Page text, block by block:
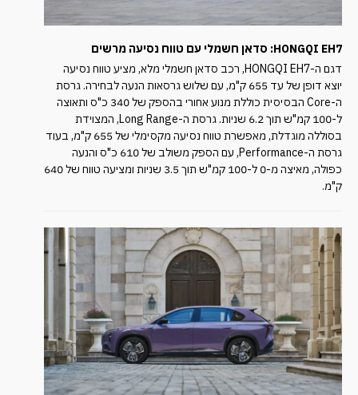
HONGQI EH7: סדאן חשמלי עם טווח נסיעה מרשים
דגם ה-HONGQI EH7, רכב סדאן חשמלי מלא, מציע טווח נסיעה
יוצא דופן של עד 655 ק"מ, עם שלוש גרסאות הנעה לבחירה. גרסת
ה-Core הבסיסית כוללת מנוע אחורי בהספק של 340 כ"ס ותאוצה
ל-100 קמ"ש תוך 6.2 שניות. גרסת ה-Long Range, המצוידת
בסוללה מוגדלת, מאפשרת טווח נסיעה מקסימלי של 655 ק"מ, בעוד
גרסת ה-Performance, עם הספק משולב של 610 כ"ס והנעה
כפולה, מאיצה מ-0 ל-100 קמ"ש תוך 3.5 שניות ומציעה טווח של 640
ק"מ.